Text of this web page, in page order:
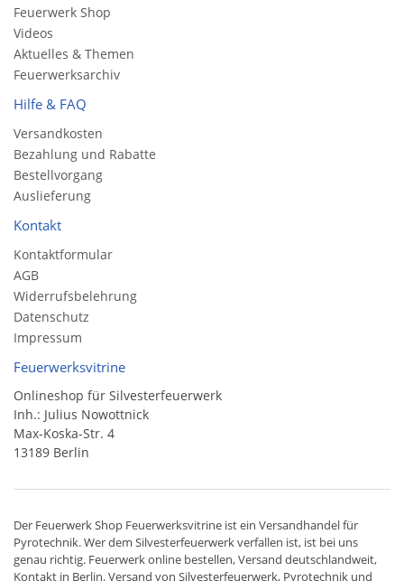
Feuerwerk Shop
Videos
Aktuelles & Themen
Feuerwerksarchiv
Hilfe & FAQ
Versandkosten
Bezahlung und Rabatte
Bestellvorgang
Auslieferung
Kontakt
Kontaktformular
AGB
Widerrufsbelehrung
Datenschutz
Impressum
Feuerwerksvitrine
Onlineshop für Silvesterfeuerwerk
Inh.: Julius Nowottnick
Max-Koska-Str. 4
13189 Berlin
Der Feuerwerk Shop Feuerwerksvitrine ist ein Versandhandelfür
Pyrotechnik. Wer dem Silvesterfeuerwerk verfallen ist, ist bei uns
genau richtig. Feuerwerk online bestellen,Versand deutschlandweit,
Kontakt in Berlin. Versand von Silvesterfeuerwerk, Pyrotechnik und